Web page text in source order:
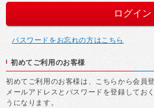
パスワードをお忘れの方はこちら
初めてご利用のお客様
初めてご利用のお客様は、こちらから会員
メールアドレスとパスワードを登録してお
うになります。